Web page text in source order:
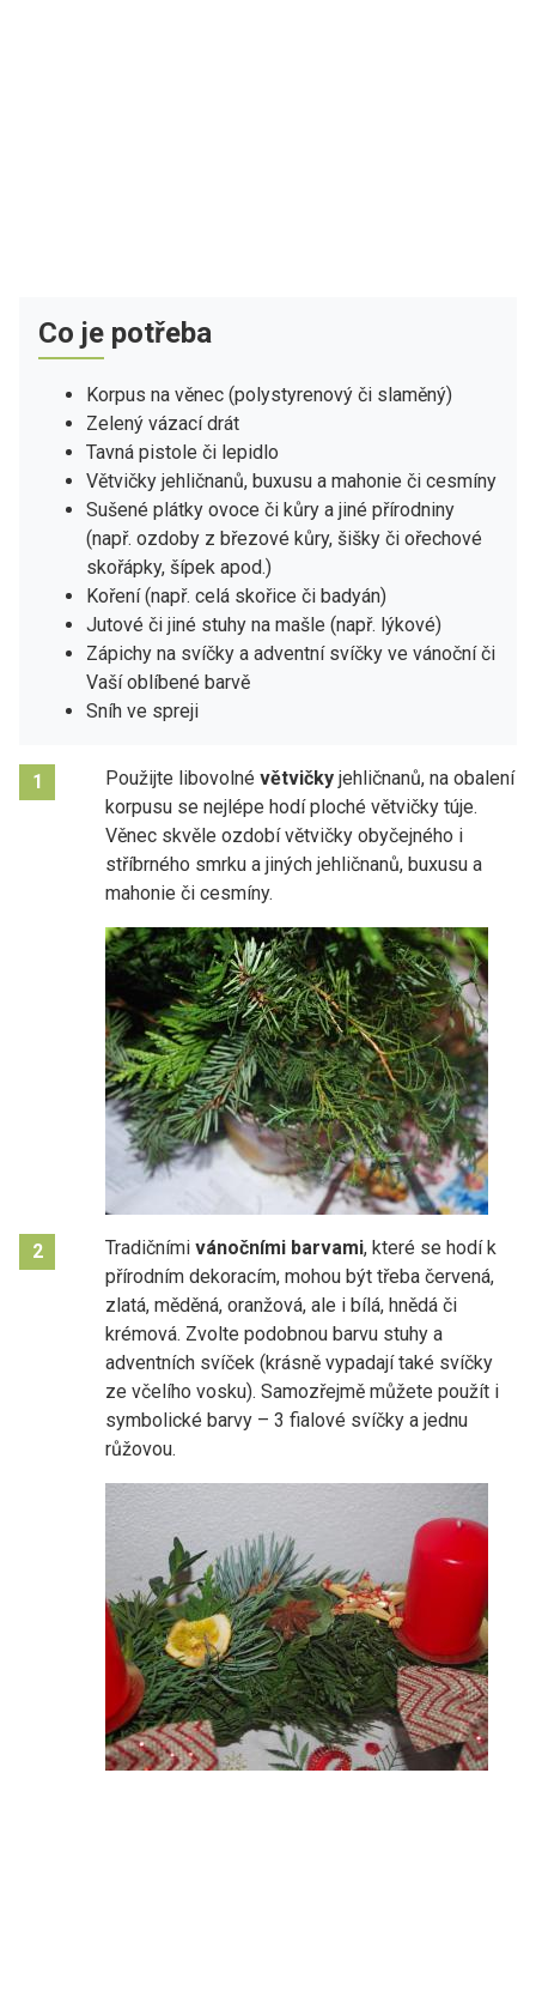
Co je potřeba
Korpus na věnec (polystyrenový či slaměný)
Zelený vázací drát
Tavná pistole či lepidlo
Větvičky jehličnanů, buxusu a mahonie či cesmíny
Sušené plátky ovoce či kůry a jiné přírodniny
(např. ozdoby z březové kůry, šišky či ořechové
skořápky, šípek apod.)
Koření (např. celá skořice či badyán)
Jutové či jiné stuhy na mašle (např. lýkové)
Zápichy na svíčky a adventní svíčky ve vánoční či
Vaší oblíbené barvě
Sníh ve spreji
1 Použijte libovolné větvičky jehličnanů, na obalení
korpusu se nejlépe hodí ploché větvičky túje.
Věnec skvěle ozdobí větvičky obyčejného i
stříbrného smrku a jiných jehličnanů, buxusu a
mahonie či cesmíny.
2 Tradičními vánočními barvami, které se hodí k
přírodním dekoracím, mohou být třeba červená,
zlatá, měděná, oranžová, ale i bílá, hnědá či
krémová. Zvolte podobnou barvu stuhy a
adventních svíček (krásně vypadají také svíčky
ze včelího vosku). Samozřejmě můžete použít i
symbolické barvy – 3 fialové svíčky a jednu
růžovou.